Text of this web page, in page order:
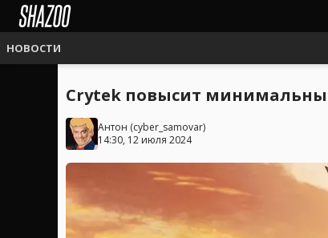
НОВОСТИ
Crytek повысит
Антон (cyber_samovar)
14:30, 12 июля 2024